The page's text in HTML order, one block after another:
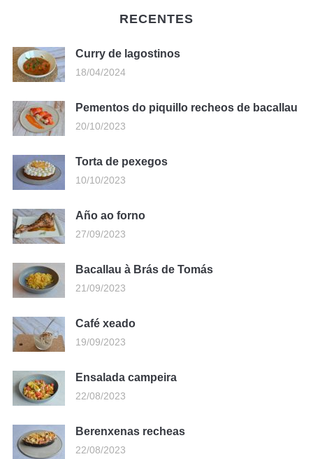
RECENTES
Curry de lagostinos
18/04/2024
Pementos do piquillo recheos de bacallau
20/10/2023
Torta de pexegos
10/10/2023
Año ao forno
27/09/2023
Bacallau à Brás de Tomás
21/09/2023
Café xeado
19/09/2023
Ensalada campeira
22/08/2023
Berenxenas recheas
22/08/2023